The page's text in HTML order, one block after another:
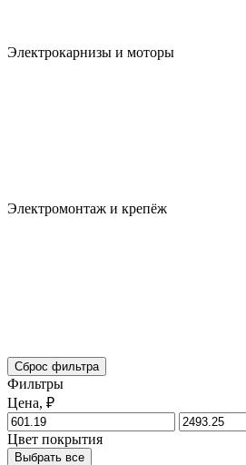
Электрокарнизы и моторы
Электромонтаж и крепёж
Сброс фильтра
Фильтры
Цена, ₽
Цвет покрытия
Выбрать все